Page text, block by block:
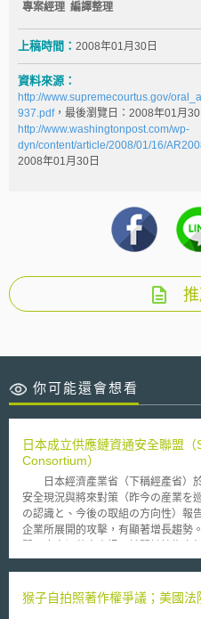
專案經理 編譯整理
上稿時間： 2008年01月30日
資料來源：
http://www.supremecourtus.gov/
937.pdf，最後瀏覽日：2008年01月30
http://www.washingtonpost.com/wp-
dyn/content/article/2008/01/16/
2008年01月30日
你可能還會想看
日本成立供應鏈資通安全聯盟
Consortium）
日本經濟產業省（下稱經產省）
安全現況與將來對策（昨今の産業を
の認識と、今後の取組の方向性）報
企業所展開的攻擊，有顯著增長趨勢
出報告；若會對多數利害關係人產生
資通安全聯盟（原文為サプライチェ
猴子自拍照著作權爭議；美國